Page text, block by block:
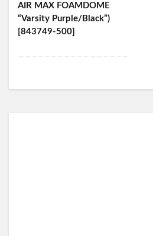
AIR MAX FOAMDOME
“Varsity Purple/Black”)
[843749-500]